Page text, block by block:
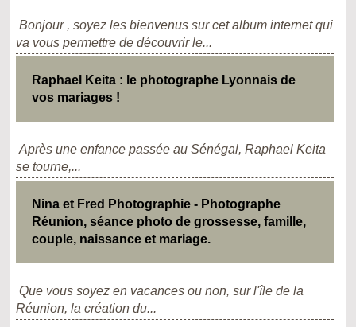
Bonjour , soyez les bienvenus sur cet album internet qui
va vous permettre de découvrir le...
Raphael Keita : le photographe Lyonnais de
vos mariages !
Après une enfance passée au Sénégal, Raphael Keita
se tourne,...
Nina et Fred Photographie - Photographe
Réunion, séance photo de grossesse, famille,
couple, naissance et mariage.
Que vous soyez en vacances ou non, sur l'île de la
Réunion, la création du...